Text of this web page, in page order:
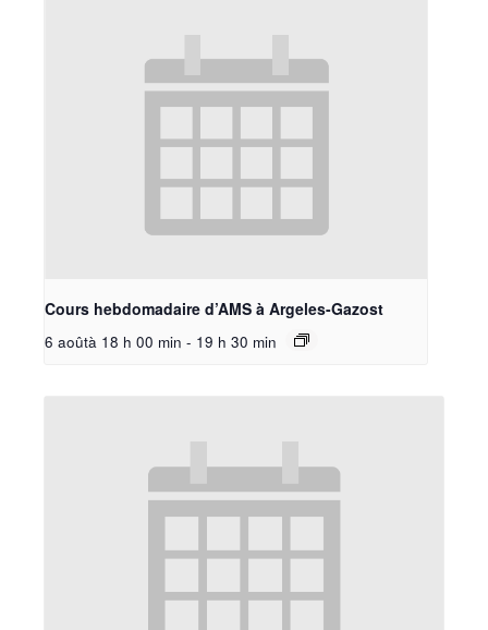
Cours hebdomadaire d’AMS à Argeles-Gazost
6 aoûtà 18 h 00 min - 19 h 30 min